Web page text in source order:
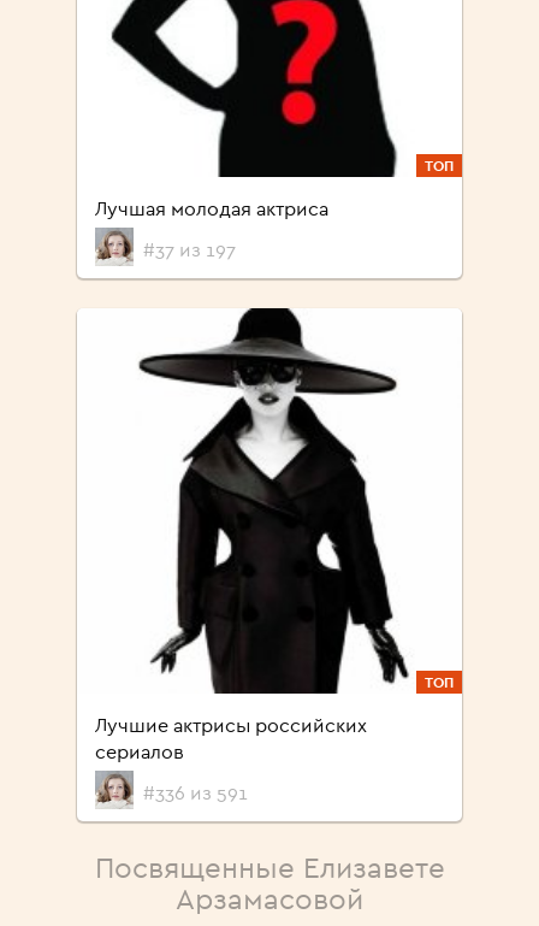
ТОП
Лучшая молодая актриса
#37 из 197
ТОП
Лучшие актрисы российских
сериалов
#336 из 591
Посвященные Елизавете
Арзамасовой